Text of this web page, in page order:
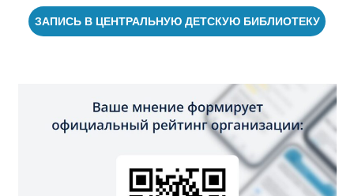
ЗАПИСЬ В ЦЕНТРАЛЬНУЮ ДЕТСКУЮ БИБЛИОТЕКУ